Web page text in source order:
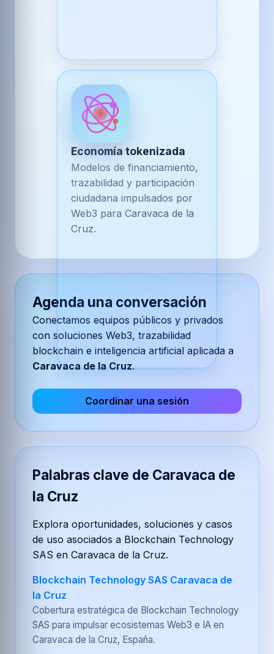
Economía tokenizada
Modelos de financiamiento,
trazabilidad y participación
ciudadana impulsados por
Web3 para Caravaca de la
Cruz.
Agenda una conversación
Conectamos equipos públicos y privados
con soluciones Web3, trazabilidad
blockchain e inteligencia artificial aplicada a
Caravaca de la Cruz.
Coordinar una sesión
Palabras clave de Caravaca de
la Cruz
Explora oportunidades, soluciones y casos
de uso asociados a Blockchain Technology
SAS en Caravaca de la Cruz.
Blockchain Technology SAS Caravaca de
la Cruz
Cobertura estratégica de Blockchain Technology
SAS para impulsar ecosistemas Web3 e IA en
Caravaca de la Cruz, España.